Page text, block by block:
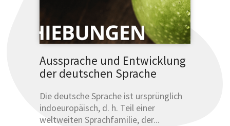
Aussprache und Entwicklung
der deutschen Sprache
Die deutsche Sprache ist ursprünglich
indoeuropäisch, d. h. Teil einer
weltweiten Sprachfamilie, der...